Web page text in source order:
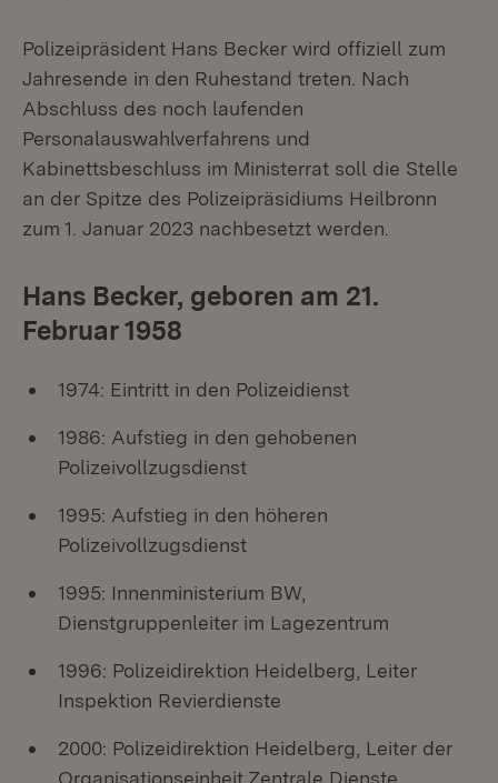
Polizeipräsident Hans Becker wird offiziell zum
Jahresende in den Ruhestand treten. Nach
Abschluss des noch laufenden
Personalauswahlverfahrens und
Kabinettsbeschluss im Ministerrat soll die Stelle
an der Spitze des Polizeipräsidiums Heilbronn
zum 1. Januar 2023 nachbesetzt werden.
Hans Becker, geboren am 21.
Februar 1958
1974: Eintritt in den Polizeidienst
1986: Aufstieg in den gehobenen
Polizeivollzugsdienst
1995: Aufstieg in den höheren
Polizeivollzugsdienst
1995: Innenministerium BW,
Dienstgruppenleiter im Lagezentrum
1996: Polizeidirektion Heidelberg, Leiter
Inspektion Revierdienste
2000: Polizeidirektion Heidelberg, Leiter der
Organisationseinheit Zentrale Dienste